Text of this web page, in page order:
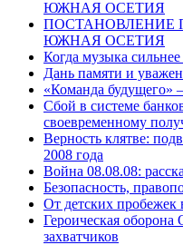
ЮЖНАЯ ОСЕТИЯ
ПОСТАНОВЛЕНИЕ
ЮЖНАЯ ОСЕТИЯ
Когда музыка
Дань памяти и
«Команда будущего»
Сбой в системе
своевременному
Верность клятве:
2008 года
Война 08.08.08:
Безопасность,
От детских пробежек
Героическая
захватчиков